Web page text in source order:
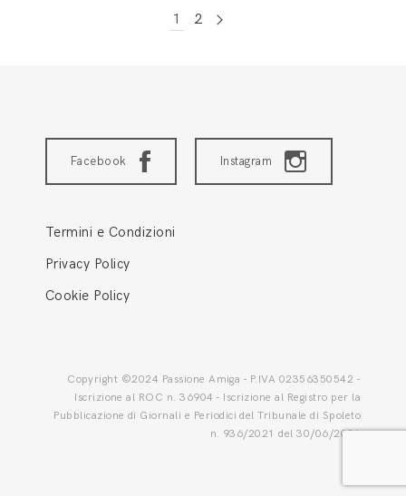
1 2
Facebook Instagram
Termini e Condizioni
Privacy Policy
Cookie Policy
Copyright ©2024 Passione Amiga - P.IVA 02356350542 -
Iscrizione al ROC n. 36904 - Iscrizione al Registro per la
Pubblicazione di Giornali e Periodici del Tribunale di Spoleto
n. 936/2021 del 30/06/2021